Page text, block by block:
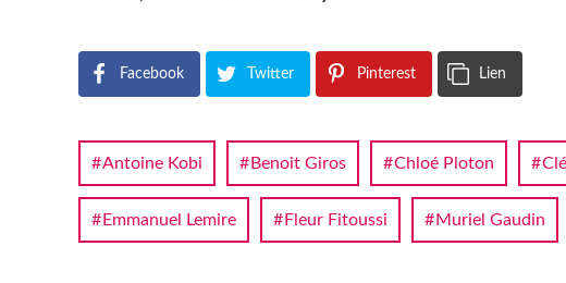
Facebook Twitter Pinterest Lien
Antoine Kobi Benoit Giros Chloé Ploton
Emmanuel Lemire Fleur Fitoussi Muriel Gaudin